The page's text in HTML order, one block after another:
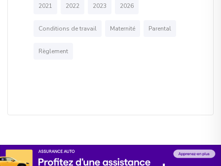
2021 2022 2023 2026
Conditions de travail Maternité Parental
Règlement